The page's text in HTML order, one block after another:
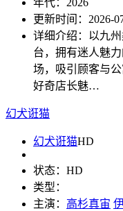
年代： 2026
更新时间： 2026-
详细介绍： 以九
台，拥有迷人魅
场，吸引顾客与
好奇店长魅…
幻犬诳猫
幻犬诳猫HD
状态： HD
类型：
主演： 高杉真宙